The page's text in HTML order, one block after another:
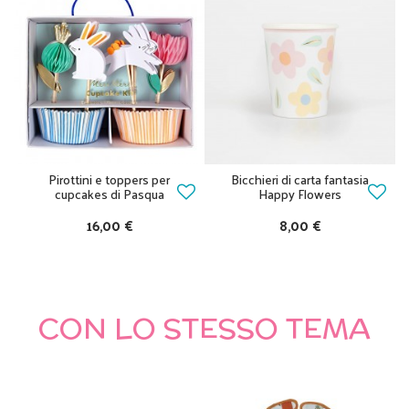
Pirottini e toppers per
cupcakes di Pasqua
16,00 €
Bicchieri di carta fantasia
Happy Flowers
8,00 €
CON LO STESSO TEMA